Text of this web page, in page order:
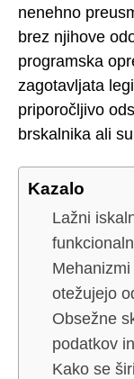
nenehno
brez njihove
programska
zagotavljata
priporočljivo
brskalnika ali
Kazalo
Lažni
otežujejo
Obsežne
podatkov
Kako se